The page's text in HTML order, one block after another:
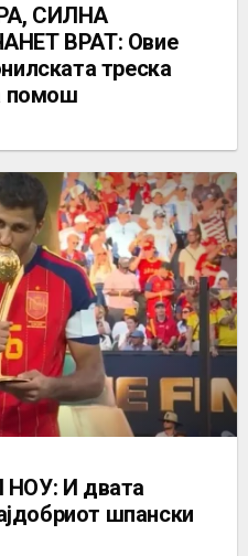
СИЛНА
ВРАТ: Овие
треска
помош
И двата
шпански